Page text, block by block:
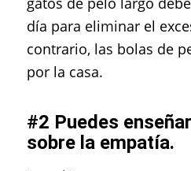
día para eliminar el
contrario, las bolas de
por la casa.
#2 Puedes
sobre la empatía.